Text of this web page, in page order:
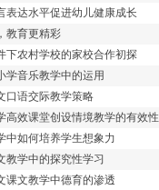
表达水平促进幼儿健康成长
教育更精彩
下农村学校的家校合作初探
学音乐教学中的运用
口语交际教学策略
高效课堂创设情境教学的有效性
中如何培养学生想象力
教学中的探究性学习
课文教学中德育的渗透